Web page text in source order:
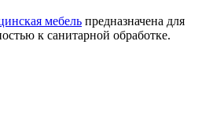
мебель предназначена для
к санитарной обработке.